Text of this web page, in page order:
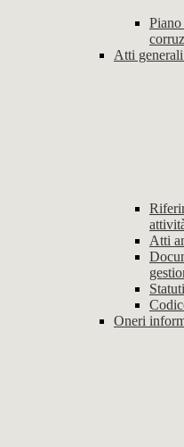
Atti generali
Atti
Oneri